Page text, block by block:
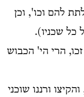
להם וכו', וכן
כל שכניו).
הרי הי' הכבוש
ורננו שוכני